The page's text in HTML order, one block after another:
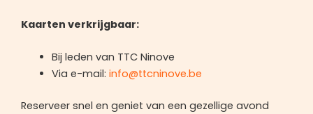
Kaarten verkrijgbaar:
Bij leden van TTC Ninove
Via e-mail: info@ttcninove.be
Reserveer snel en geniet van een gezellige avond